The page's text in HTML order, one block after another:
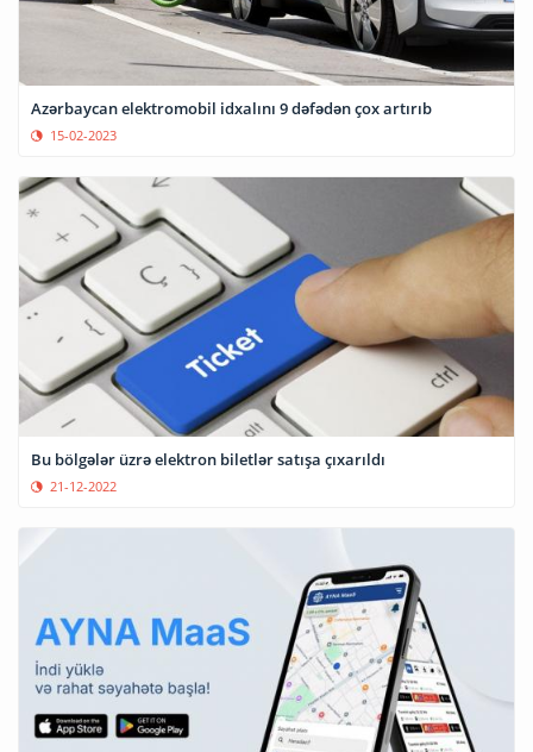
Azərbaycan elektromobil idxalını 9 dəfədən çox artırıb
15-02-2023
Bu bölgələr üzrə elektron biletlər satışa çıxarıldı
21-12-2022